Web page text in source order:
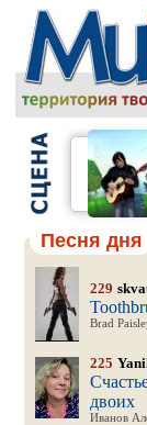
Песня дня
229
Brad
225
двоих
Иванов